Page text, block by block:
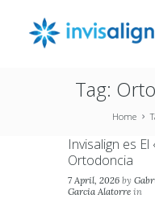
Tag:
Home
Invisalign es
Ortodoncia
7 April, 2026 by
Garcia Alatorre in